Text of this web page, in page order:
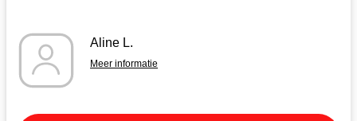
Aline L.
Meer informatie